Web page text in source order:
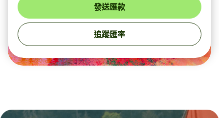
發送匯款
追蹤匯率